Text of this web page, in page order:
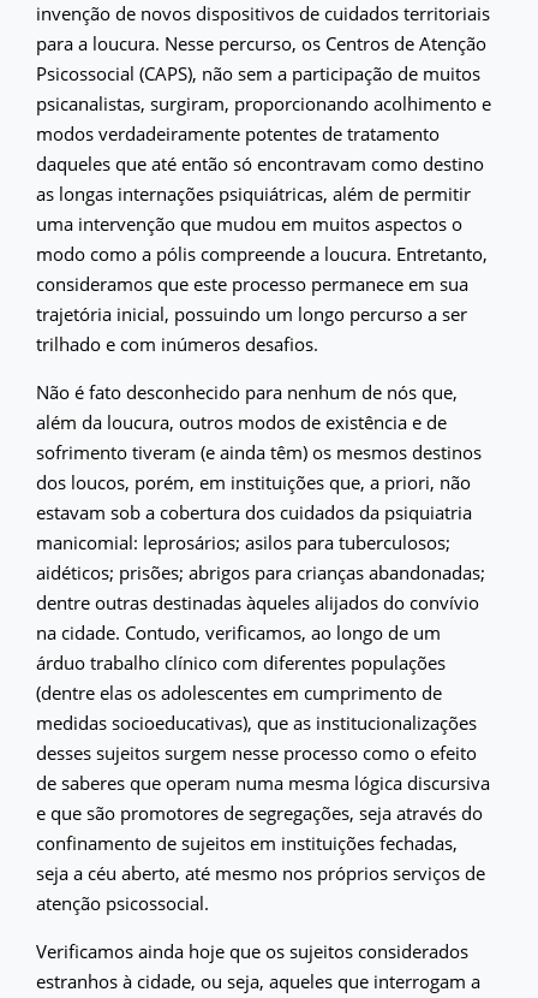
invenção de novos dispositivos de cuidados territoriais
para a loucura. Nesse percurso, os Centros de Atenção
Psicossocial (CAPS), não sem a participação de muitos
psicanalistas, surgiram, proporcionando acolhimento e
modos verdadeiramente potentes de tratamento
daqueles que até então só encontravam como destino
as longas internações psiquiátricas, além de permitir
uma intervenção que mudou em muitos aspectos o
modo como a pólis compreende a loucura. Entretanto,
consideramos que este processo permanece em sua
trajetória inicial, possuindo um longo percurso a ser
trilhado e com inúmeros desafios.
Não é fato desconhecido para nenhum de nós que,
além da loucura, outros modos de existência e de
sofrimento tiveram (e ainda têm) os mesmos destinos
dos loucos, porém, em instituições que, a priori, não
estavam sob a cobertura dos cuidados da psiquiatria
manicomial: leprosários; asilos para tuberculosos;
aidéticos; prisões; abrigos para crianças abandonadas;
dentre outras destinadas àqueles alijados do convívio
na cidade. Contudo, verificamos, ao longo de um
árduo trabalho clínico com diferentes populações
(dentre elas os adolescentes em cumprimento de
medidas socioeducativas), que as institucionalizações
desses sujeitos surgem nesse processo como o efeito
de saberes que operam numa mesma lógica discursiva
e que são promotores de segregações, seja através do
confinamento de sujeitos em instituições fechadas,
seja a céu aberto, até mesmo nos próprios serviços de
atenção psicossocial.
Verificamos ainda hoje que os sujeitos considerados
estranhos à cidade, ou seja, aqueles que interrogam a